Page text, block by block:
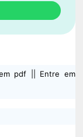
em pdf || Entre em